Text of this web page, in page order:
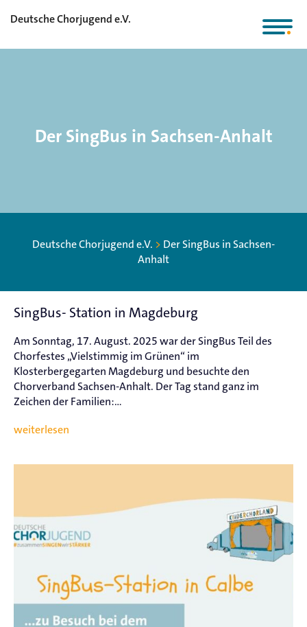
Deutsche Chorjugend e.V.
Der SingBus in Sachsen-Anhalt
Deutsche Chorjugend e.V. > Der SingBus in Sachsen-
Anhalt
SingBus- Station in Magdeburg
Am Sonntag, 17. August. 2025 war der SingBus Teil des
Chorfestes „Vielstimmig im Grünen“ im
Klosterbergegarten Magdeburg und besuchte den
Chorverband Sachsen-Anhalt. Der Tag stand ganz im
Zeichen der Familien:...
weiterlesen